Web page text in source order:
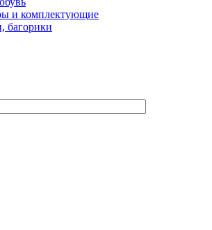
и комплектующие
багорики